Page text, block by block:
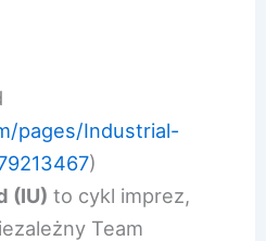
pages/Industrial-
)
(IU) to cykl imprez,
Team